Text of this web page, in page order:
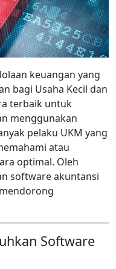
keuangan yang
bagi Usaha Kecil dan
terbaik untuk
menggunakan
pelaku UKM yang
atau
optimal. Oleh
software akuntansi
Software